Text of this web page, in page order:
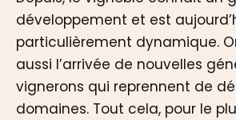
développement et est
particulièrement dynamique.
aussi l’arrivée de nouvelles
vignerons qui reprennent de
domaines. Tout cela, pour le